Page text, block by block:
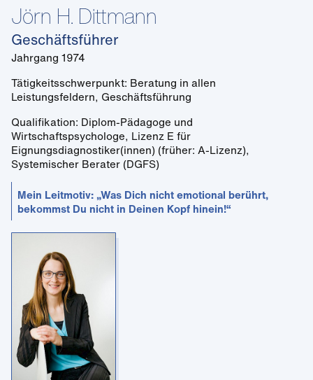
Jörn H. Dittmann
Geschäftsführer
Jahrgang 1974
Tätigkeitsschwerpunkt: Beratung in allen
Leistungsfeldern, Geschäftsführung
Qualifikation: Diplom-Pädagoge und
Wirtschaftspsychologe, Lizenz E für
Eignungsdiagnostiker(innen) (früher: A-Lizenz),
Systemischer Berater (DGFS)
Mein Leitmotiv: „Was Dich nicht emotional berührt,
bekommst Du nicht in Deinen Kopf hinein!“